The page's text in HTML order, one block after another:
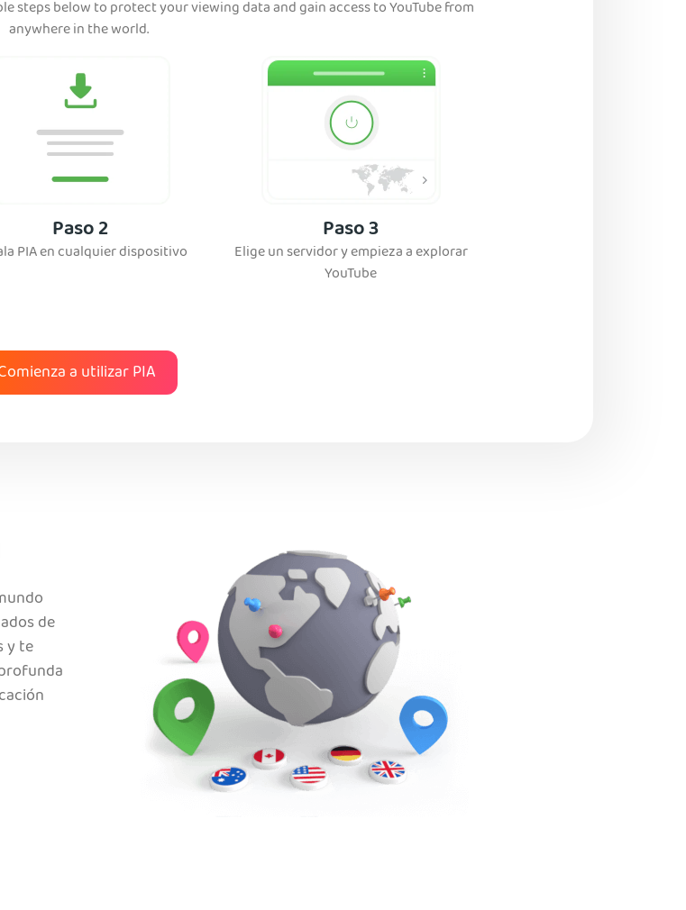
steps below to protect your viewing data and gain access to YouTube from
anywhere in the world.
Paso 2
PIA en cualquier dispositivo
Paso 3
Elige un servidor y empieza a explorar
YouTube
a utilizar PIA
de
y te